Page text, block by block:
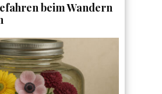
beim Wandern